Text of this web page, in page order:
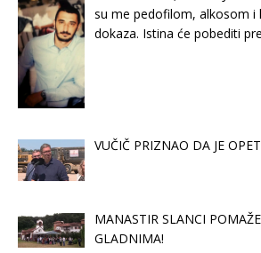
su me pedofilom, alkosom i
dokaza. Istina će pobediti
VUČIČ PRIZNAO DA JE
MANASTIR SLANCI
GLADNIMA!